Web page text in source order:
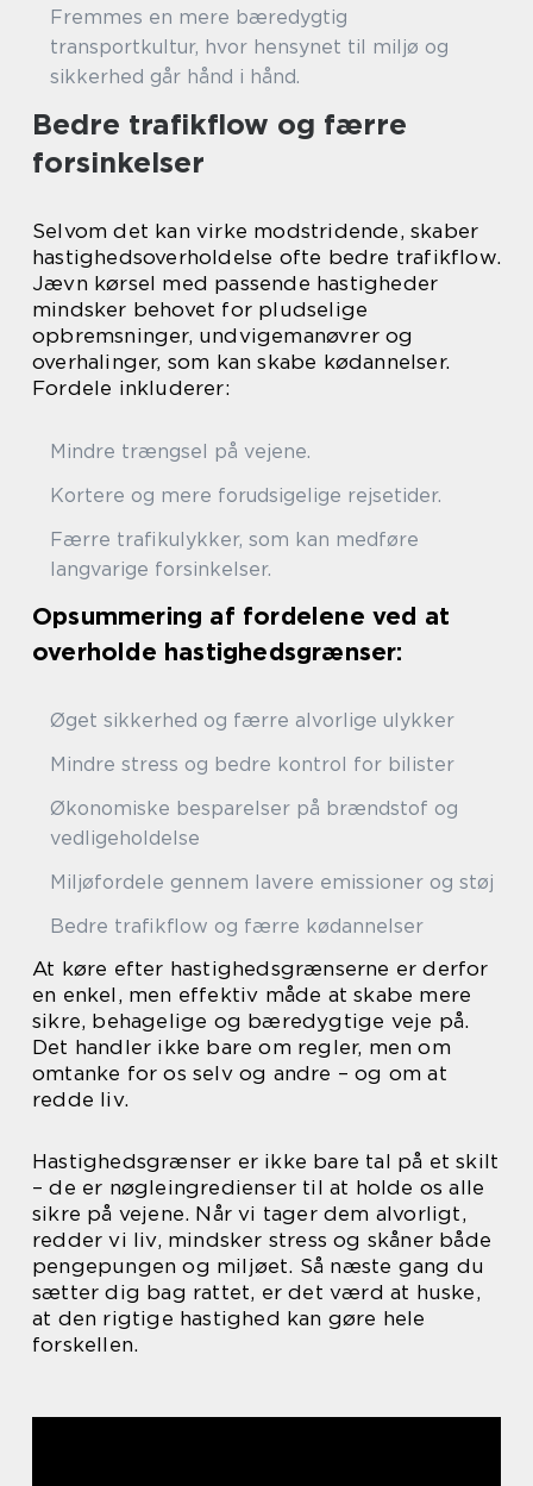
Fremmes en mere bæredygtig
transportkultur, hvor hensynet til miljø og
sikkerhed går hånd i hånd.
Bedre trafikflow og færre
forsinkelser
Selvom det kan virke modstridende, skaber
hastighedsoverholdelse ofte bedre trafikflow.
Jævn kørsel med passende hastigheder
mindsker behovet for pludselige
opbremsninger, undvigemanøvrer og
overhalinger, som kan skabe kødannelser.
Fordele inkluderer:
Mindre trængsel på vejene.
Kortere og mere forudsigelige rejsetider.
Færre trafikulykker, som kan medføre
langvarige forsinkelser.
Opsummering af fordelene ved at
overholde hastighedsgrænser:
Øget sikkerhed og færre alvorlige ulykker
Mindre stress og bedre kontrol for bilister
Økonomiske besparelser på brændstof og
vedligeholdelse
Miljøfordele gennem lavere emissioner og støj
Bedre trafikflow og færre kødannelser
At køre efter hastighedsgrænserne er derfor
en enkel, men effektiv måde at skabe mere
sikre, behagelige og bæredygtige veje på.
Det handler ikke bare om regler, men om
omtanke for os selv og andre – og om at
redde liv.
Hastighedsgrænser er ikke bare tal på et skilt
– de er nøgleingredienser til at holde os alle
sikre på vejene. Når vi tager dem alvorligt,
redder vi liv, mindsker stress og skåner både
pengepungen og miljøet. Så næste gang du
sætter dig bag rattet, er det værd at huske,
at den rigtige hastighed kan gøre hele
forskellen.